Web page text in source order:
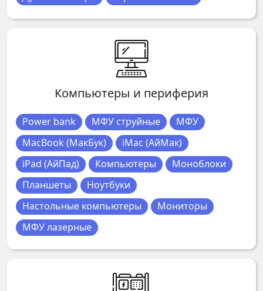
Компьютеры и периферия
Power bank МФУ струйные
МФУ
MacBook (МакБук)
iMac (АйМак)
iPad (АйПад)
Компьютеры
Моноблоки
Планшеты
Ноутбуки
Настольные компьютеры
Мониторы
МФУ лазерные